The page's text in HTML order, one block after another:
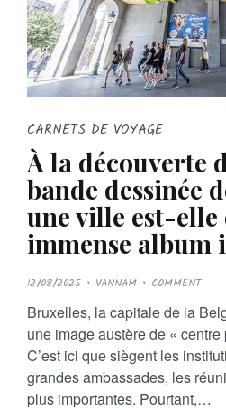
CARNETS DE VOYAGE
À la découverte
bande dessinée
une ville est-elle
immense album
P
O
T
E
D
O
N
12/08/2025 VANNAM COMMENT
Bruxelles, la capitale de la
une image austère de «
C’est ici que siègent les
grandes ambassades, les
plus importantes. Pourtant,…